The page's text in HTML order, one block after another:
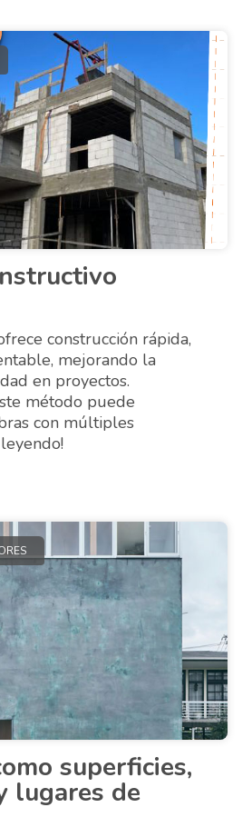
construcción rápida,
mejorando la
en proyectos.
método puede
con múltiples
superficies,
lugares de